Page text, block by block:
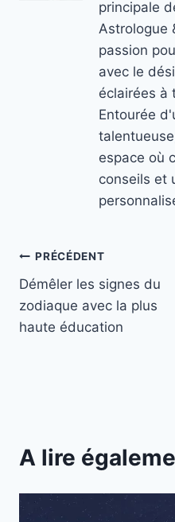
principale
Astrologue
passion
avec le
éclairées à
Entourée
espace où
conseils et
Navigation
de
l’article
PRÉCÉDENT
Démêler les signes du
zodiaque avec la plus
haute éducation
A lire